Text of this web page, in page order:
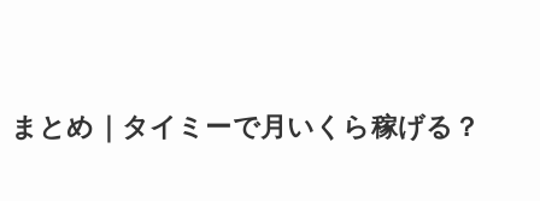
まとめ｜タイミーで月いくら稼げる？